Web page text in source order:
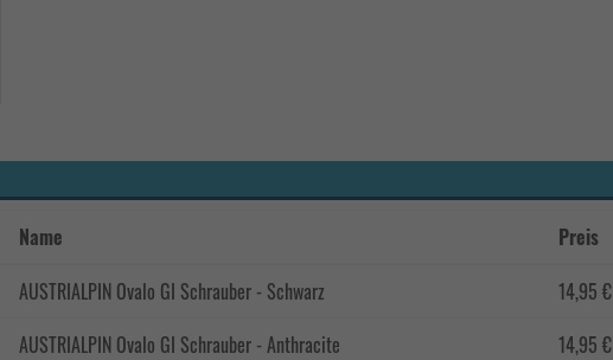
Name
Preis
AUSTRIALPIN Ovalo GI Schrauber - Schwarz
14,95 €
AUSTRIALPIN Ovalo GI Schrauber - Anthracite
14,95 €